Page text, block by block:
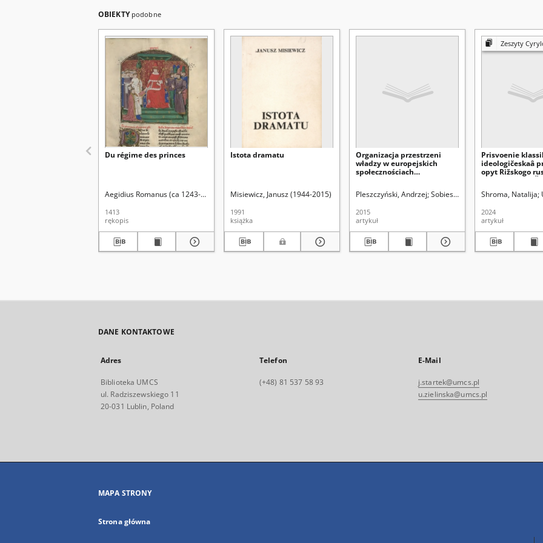
OBIEKTY podobne
Du régime des princes
Aegidius Romanus (ca 1243-1316). Aut. oryg.
1413
rękopis
Istota dramatu
Misiewicz, Janusz (1944-2015)
1991
książka
Organizacja przestrzeni
władzy w europejskich
społecznościach
Pleszczyński, Andrzej Sobiesiak, Joanna Aleksandra.
2015
artykuł
Zeszyty Cyrylo-
Prisvoenie
ideologičeskaâ
opyt Rižskogo
Shroma, Natalija
2024
artykuł
DANE KONTAKTOWE
Adres
Biblioteka UMCS
ul. Radziszewskiego 11
20-031 Lublin, Poland
Telefon
(+48) 81 537 58 93
E-Mail
j.startek@umcs.pl
u.zielinska@umcs.pl
MAPA STRONY
Strona główna